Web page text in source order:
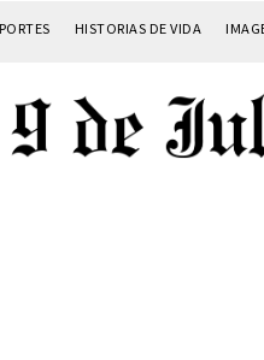
HISTORIAS DE VIDA